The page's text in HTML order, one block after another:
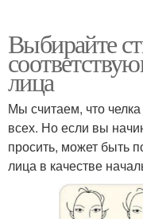
Выбирайте
лица
Мы считаем, что
всех. Но если вы
просить, может быть
лица в качестве